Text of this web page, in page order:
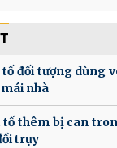
tố đối tượng dùng
nhà
tố thêm bị can
trụy